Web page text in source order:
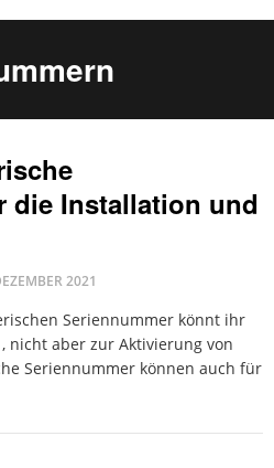
die Installation und
2021
Seriennummer könnt ihr
nicht aber zur Aktivierung von
Seriennummer können auch für